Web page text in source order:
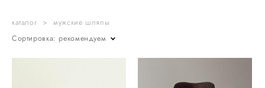
каталог >
мужские шляпы
Сортировка: рекомендуем